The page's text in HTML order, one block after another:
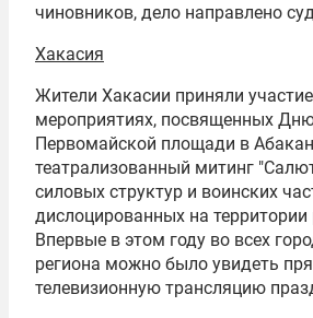
чиновников, дело направлено
Хакасия
Жители Хакасии приняли
мероприятиях, посвященных
Первомайской площади в
театрализованный митинг
силовых структур и воинских
дислоцированных на территории
Впервые в этом году во всех
региона можно было увидеть
телевизионную трансляцию